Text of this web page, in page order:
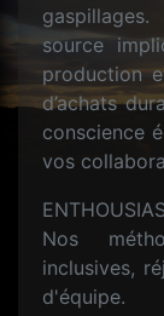
source
production
d’achats
conscience
vos
Nos
inclusives,
d'équipe.